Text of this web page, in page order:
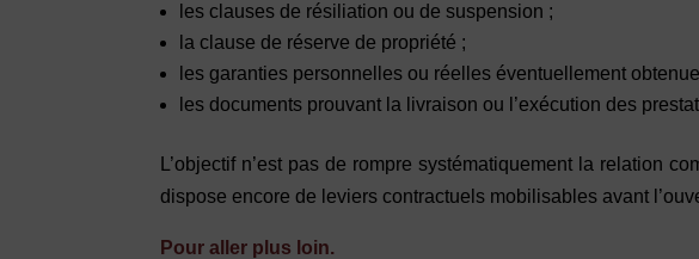
les clauses de résiliation ou de suspension ;
la clause de réserve de propriété ;
les garanties personnelles ou réelles éventuellement
les documents prouvant la livraison ou l’exécution des
L’objectif n’est pas de rompre systématiquement la relation
dispose encore de leviers contractuels mobilisables avant
Pour aller plus loin.